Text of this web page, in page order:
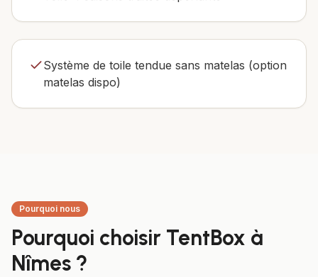
Système de toile tendue sans matelas (option
matelas dispo)
Pourquoi nous
Pourquoi choisir TentBox à
Nîmes ?